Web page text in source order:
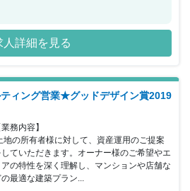
属しているため (1級建築士100名以
人詳細を見る
ティング営業★グッドデザイン賞2019
業務内容】
していただきます。オーナー様のご希望やエ
アの特性を深く理解し、マンションや店舗な
の最適な建築プラン...